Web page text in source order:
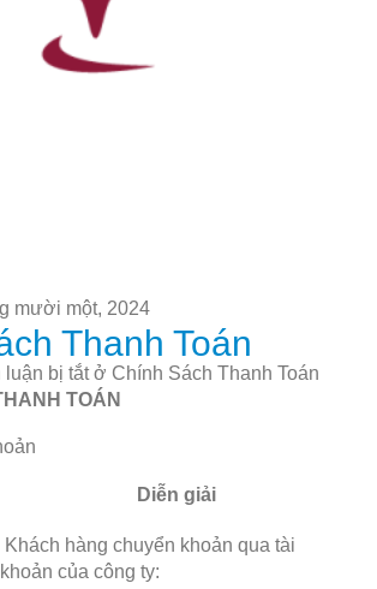
mười một, 2024
Thanh Toán
luận bị tắtở Chính Sách Thanh Toán
TOÁN
Diễn giải
Khách hàng chuyển khoản qua tài
khoản của công ty: